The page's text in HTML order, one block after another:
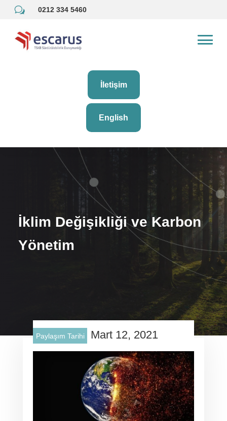
w 0212 334 5460
İletişim
English
İklim Değişikliği ve Karbon
Yönetim
Paylaşım Tarihi Mart 12, 2021